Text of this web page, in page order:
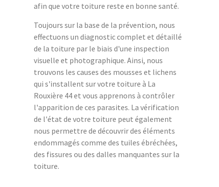
afin que votre toiture reste en bonne santé.
Toujours sur la base de la prévention, nous
effectuons un diagnostic complet et détaillé
de la toiture par le biais d'une inspection
visuelle et photographique. Ainsi, nous
trouvons les causes des mousses et lichens
qui s'installent sur votre toiture à La
Rouxière 44 et vous apprenons à contrôler
l'apparition de ces parasites. La vérification
de l'état de votre toiture peut également
nous permettre de découvrir des éléments
endommagés comme des tuiles ébréchées,
des fissures ou des dalles manquantes sur la
toiture.